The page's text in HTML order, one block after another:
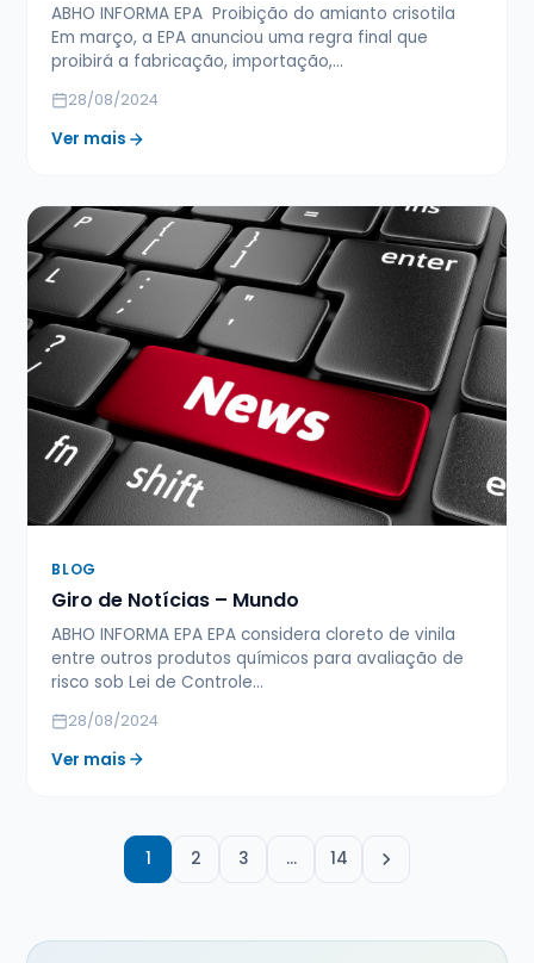
ABHO INFORMA EPA Proibição do amianto crisotila
Em março, a EPA anunciou uma regra final que
proibirá a fabricação, importação,…
28/08/2024
Ver mais
BLOG
Giro de Notícias – Mundo
ABHO INFORMA EPA EPA considera cloreto de vinila
entre outros produtos químicos para avaliação de
risco sob Lei de Controle…
28/08/2024
Ver mais
1 2 3 … 14